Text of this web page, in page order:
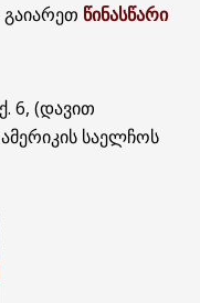
წინასწარი
6, (დავით
საელჩოს